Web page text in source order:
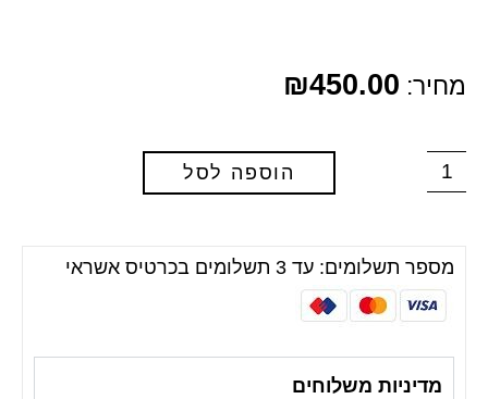
מחיר: ₪450.00
הוספה לסל
מספר תשלומים: עד 3 תשלומים בכרטיס אשראי
מדיניות משלוחים